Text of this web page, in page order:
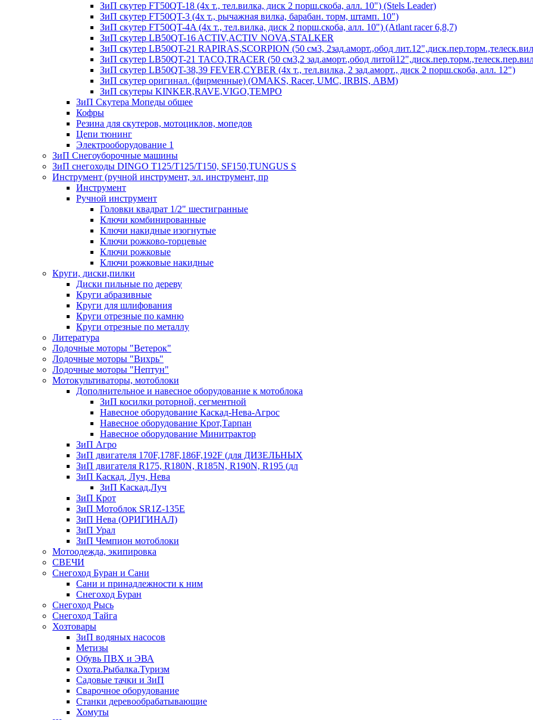
ЗиП скутер FT50QT-18 (4х т., тел.вилка, диск 2 порш.скоба, алл. 10") (Stels Leader)
ЗиП скутер FT50QT-3 (4х т., рычажная вилка, барабан. торм, штамп. 10")
ЗиП скутер FT50QT-4A (4х т., тел.вилка, диск 2 порш.скоба, алл. 10") (Atlant racer 6,8,7)
ЗиП скутер LB50QT-16 ACTIV,ACTIV NOVA,STALKER
ЗиП скутер LB50QT-21 RAPIRAS,SCORPION (50 см3, 2зад.аморт.,обод
ЗиП скутер LB50QT-21 TACO,TRACER (50 см3,2 зад.аморт.,обод
ЗиП скутер LB50QT-38,39 FEVER,CYBER (4х т., тел.вилка, 2 зад.аморт., диск 2 порш.скоба, алл. 12")
ЗиП скутер оригинал. (фирменные) (OMAKS, Racer, UMC, IRBIS, АВМ)
ЗиП скутеры KINKER,RAVE,VIGO,TEMPO
ЗиП Скутера Мопеды общее
Кофры
Резина для скутеров, мотоциклов, мопедов
Цепи тюнинг
Электрооборудование 1
ЗиП Снегоуборочные машины
ЗиП снегоходы DINGO T125/T125/T150, SF150,TUNGUS S
Инструмент (ручной инструмент, эл. инструмент, пр
Инструмент
Ручной инструмент
Головки квадрат 1/2" шестигранные
Ключи комбинированные
Ключи накидные изогнутые
Ключи рожково-торцевые
Ключи рожковые
Ключи рожковые накидные
Круги, диски,пилки
Диски пильные по дереву
Круги абразивные
Круги для шлифования
Круги отрезные по камню
Круги отрезные по металлу
Литература
Лодочные моторы "Ветерок"
Лодочные моторы "Вихрь"
Лодочные моторы "Нептун"
Мотокультиваторы, мотоблоки
Дополнительное и навесное оборудование к мотоблока
ЗиП косилки роторной, сегментной
Навесное оборудование Каскад-Нева-Агрос
Навесное оборудование Крот,Тарпан
Навесное оборудование Минитрактор
ЗиП Агро
ЗиП двигателя 170F,178F,186F,192F (для ДИЗЕЛЬНЫХ
ЗиП двигателя R175, R180N, R185N, R190N, R195 (дл
ЗиП Каскад, Луч, Нева
ЗиП Каскад,Луч
ЗиП Крот
ЗиП Мотоблок SR1Z-135E
ЗиП Нева (ОРИГИНАЛ)
ЗиП Урал
ЗиП Чемпион мотоблоки
Мотоодежда, экипировка
СВЕЧИ
Снегоход Буран и Сани
Сани и принадлежности к ним
Снегоход Буран
Снегоход Рысь
Снегоход Тайга
Хозтовары
ЗиП водяных насосов
Метизы
Обувь ПВХ и ЭВА
Охота.Рыбалка.Туризм
Садовые тачки и ЗиП
Сварочное оборудование
Станки деревообрабатывающие
Хомуты